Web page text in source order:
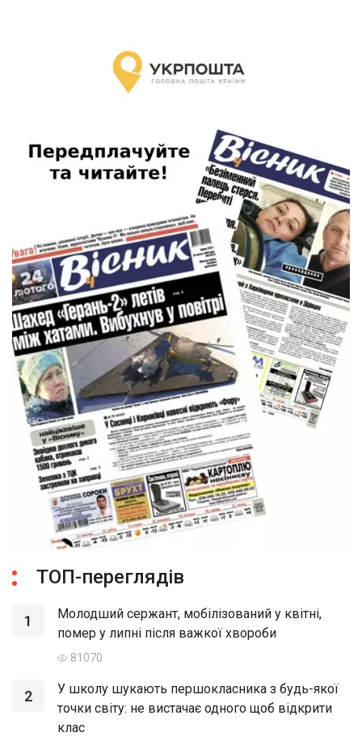
ТОП-переглядів
1
Молодший сержант, мобілізований у квітні,
помер у липні після важкої хвороби
81070
2
У школу шукають першокласника з будь-якої
точки світу: не вистачає одного щоб відкрити
клас